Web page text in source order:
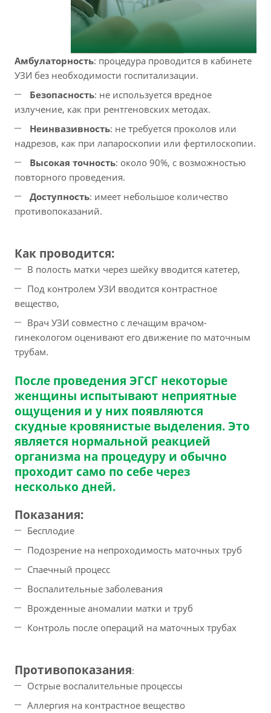
Амбулаторность: процедура проводится в кабинете
УЗИ без необходимости госпитализации.
Безопасность: не используется вредное
излучение, как при рентгеновских методах.
Неинвазивность: не требуется проколов или
надрезов, как при лапароскопии или фертилоскопии.
Высокая точность: около 90%, с возможностью
повторного проведения.
Доступность: имеет небольшое количество
противопоказаний.
Как проводится:
В полость матки через шейку вводится катетер,
Под контролем УЗИ вводится контрастное
вещество,
Врач УЗИ совместно с лечащим врачом-
гинекологом оценивают его движение по маточным
трубам.
После проведения ЭГСГ некоторые
женщины испытывают неприятные
ощущения и у них появляются
скудные кровянистые выделения. Это
является нормальной реакцией
организма на процедуру и обычно
проходит само по себе через
несколько дней.
Показания:
Бесплодие
Подозрение на непроходимость маточных труб
Спаечный процесс
Воспалительные заболевания
Врожденные аномалии матки и труб
Контроль после операций на маточных трубах
Противопоказания:
Острые воспалительные процессы
Аллергия на контрастное вещество